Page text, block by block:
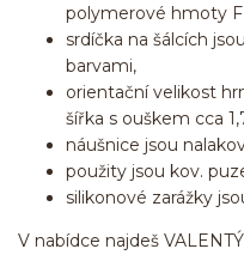
polymerové hmoty
srdíčka na šálcích
barvami,
orientační velikost
šířka s ouškem cca
náušnice jsou
použity jsou kov.
silikonové zarážky
V nabídce najdeš